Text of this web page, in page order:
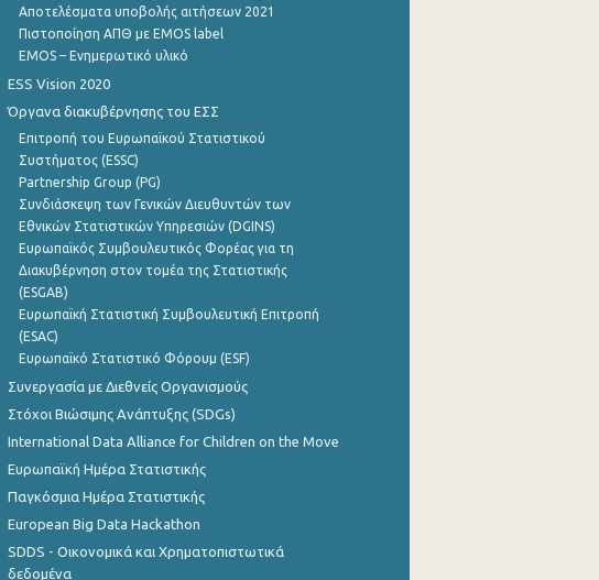
Αποτελέσματα υποβολής αιτήσεων 2021
Πιστοποίηση ΑΠΘ με EMOS label
EMOS – Ενημερωτικό υλικό
ESS Vision 2020
Όργανα διακυβέρνησης του ΕΣΣ
Επιτροπή του Ευρωπαϊκού Στατιστικού
Συστήματος (ESSC)
Partnership Group (PG)
Συνδιάσκεψη των Γενικών Διευθυντών των
Εθνικών Στατιστικών Υπηρεσιών (DGINS)
Ευρωπαϊκός Συμβουλευτικός Φορέας για τη
Διακυβέρνηση στον τομέα της Στατιστικής
(ESGAB)
Ευρωπαϊκή Στατιστική Συμβουλευτική Επιτροπή
(ESAC)
Ευρωπαϊκό Στατιστικό Φόρουμ (ESF)
Συνεργασία με Διεθνείς Οργανισμούς
Στόχοι Βιώσιμης Ανάπτυξης (SDGs)
International Data Alliance for Children on the Move
Ευρωπαϊκή Ημέρα Στατιστικής
Παγκόσμια Ημέρα Στατιστικής
European Big Data Hackathon
SDDS - Οικονομικά και Χρηματοπιστωτικά
δεδομένα